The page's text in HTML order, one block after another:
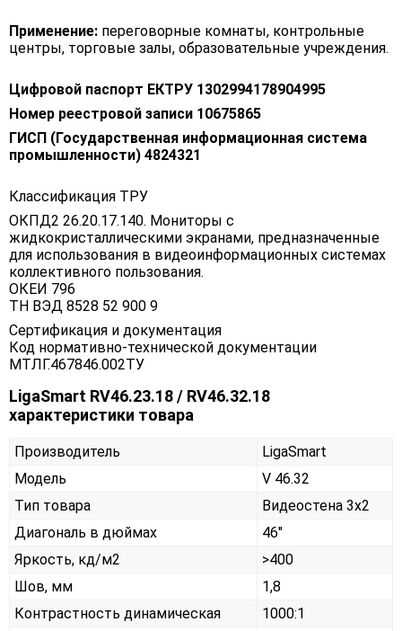
Применение: переговорные комнаты, контрольные
центры, торговые залы, образовательные учреждения.
Цифровой паспорт ЕКТРУ 1302994178904995
Номер реестровой записи 10675865
ГИСП (Государственная информационная система
промышленности) 4824321
Классификация ТРУ
ОКПД2 26.20.17.140. Мониторы с
жидкокристаллическими экранами, предназначенные
для использования в видеоинформационных системах
коллективного пользования.
ОКЕИ 796
ТН ВЭД 8528 52 900 9
Сертификация и документация
Код нормативно-технической документации
МТЛГ.467846.002ТУ
LigaSmart RV46.23.18 / RV46.32.18
характеристики товара
Производитель
LigaSmart
Модель
V 46.32
Тип товара
Видеостена 3х2
Диагональ в дюймах
46"
Яркость, кд/м2
>400
Шов, мм
1,8
Контрастность динамическая
1000:1